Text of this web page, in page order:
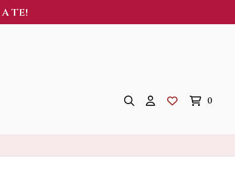
TE!
0